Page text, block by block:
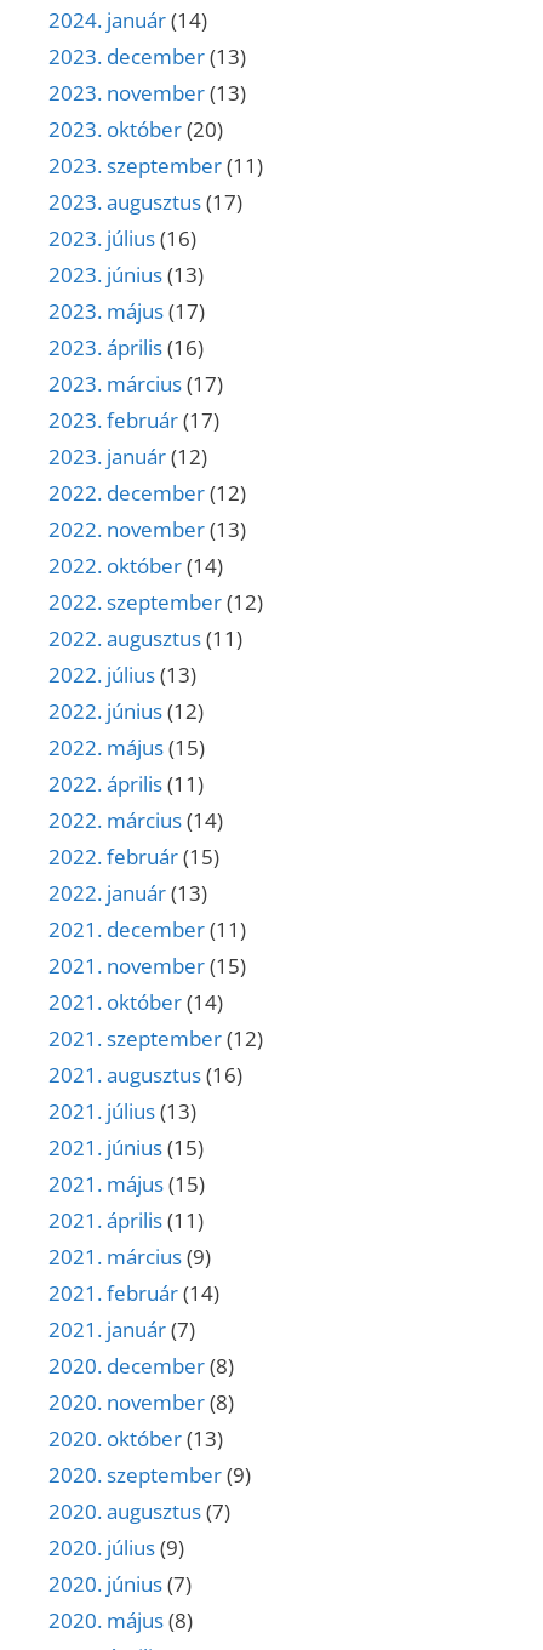
2024. január(14)
2023. december(13)
2023. november(13)
2023. október(20)
2023. szeptember(11)
2023. augusztus(17)
2023. július(16)
2023. június(13)
2023. május(17)
2023. április(16)
2023. március(17)
2023. február(17)
2023. január(12)
2022. december(12)
2022. november(13)
2022. október(14)
2022. szeptember(12)
2022. augusztus(11)
2022. július(13)
2022. június(12)
2022. május(15)
2022. április(11)
2022. március(14)
2022. február(15)
2022. január(13)
2021. december(11)
2021. november(15)
2021. október(14)
2021. szeptember(12)
2021. augusztus(16)
2021. július(13)
2021. június(15)
2021. május(15)
2021. április(11)
2021. március(9)
2021. február(14)
2021. január(7)
2020. december(8)
2020. november(8)
2020. október(13)
2020. szeptember(9)
2020. augusztus(7)
2020. július(9)
2020. június(7)
2020. május(8)